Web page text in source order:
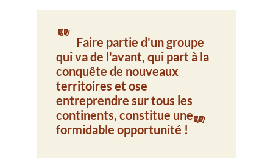
" Faire partie d'un groupe
qui va de l'avant, qui part à la
conquête de nouveaux
territoires et ose
entreprendre sur tous les
continents, constitue une
formidable opportunité ! "